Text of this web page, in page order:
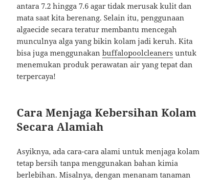
antara 7.2 hingga 7.6 agar tidak merusak kulit dan
mata saat kita berenang. Selain itu, penggunaan
algaecide secara teratur membantu mencegah
munculnya alga yang bikin kolam jadi keruh. Kita
bisa juga menggunakanbuffalopoolcleaners untuk
menemukan produk perawatan air yang tepat dan
terpercaya!
Cara Menjaga Kebersihan Kolam
Secara Alamiah
Asyiknya, ada cara-cara alami untuk menjaga kolam
tetap bersih tanpa menggunakan bahan kimia
berlebihan. Misalnya, dengan menanam tanaman